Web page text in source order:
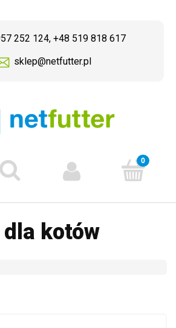
252 124, +48 519 818 617
sklep@netfutter.pl
kotów